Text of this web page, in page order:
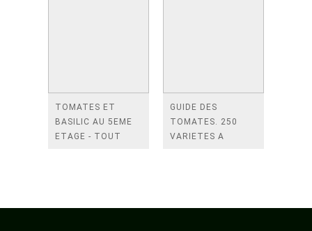
TOMATES ET
BASILIC AU 5EME
ETAGE - TOUT
GUIDE DES
TOMATES. 250
VARIETES A